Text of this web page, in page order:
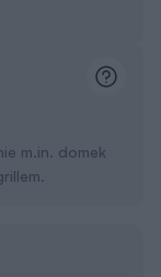
m.in. domek